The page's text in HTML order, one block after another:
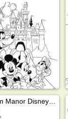
Phantom Manor Disneyland